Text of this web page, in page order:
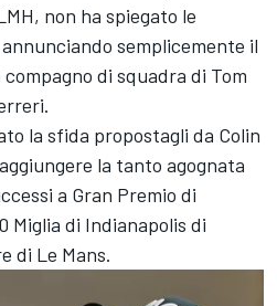
non ha spiegato le
semplicemente il
di squadra di Tom
la sfida propostagli da Colin
la tanto agognata
a Gran Premio di
Miglia di Indianapolis di
di Le Mans.